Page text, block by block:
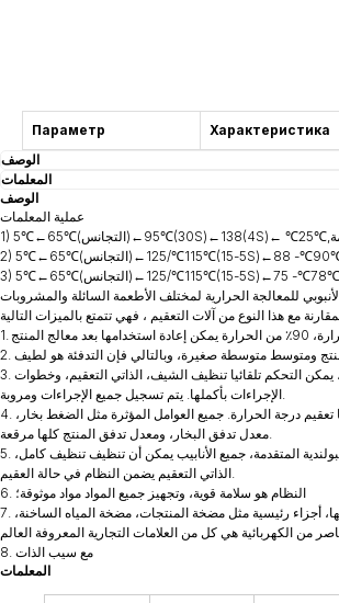
Параметр
Характеристика
الوصف
المعلمات
الوصف
عملية المعلمات
للمعالجة الحرارية لمختلف الأطعمة السائلة والمشروبات
3. هو من درجة عالية التلقائي، يمكن التحكم تلقائيا تنظيف الشيف، الذاتي التعقيم، وخطوات
الإجراءات بأكملها. يتم تسجيل جميع الإجراءات ومروبة.
4. هو من الدقة وموثوق بها تعقيم درجة الحرارة. جميع العوامل المؤثرة مثل الضغط بخار،
معدل تدفق البخار، ومعدل تدفق المنتج كلها مرقعة.
5. داخل أنبوبي يعتمد إجراءات البولندية المتقدمة، جميع الأنابيب يمكن أن تنظيف تنظيف كامل،
الذاتي التعقيم يضمن النظام في حالة العقيم.
6. النظام هو سلامة قوية، وتجهيز جميع المواد مواد موثوقة؛
7. النظام هو عالية موثوق بها، أجزاء رئيسية مثل مضخة المنتجات، مضخة المياه الساخنة،
8. مع سيب الذات
المعلمات